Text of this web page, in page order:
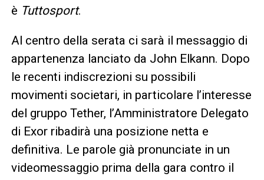
è Tuttosport.
Al centro della serata ci sarà il messaggio di
appartenenza lanciato da John Elkann. Dopo
le recenti indiscrezioni su possibili
movimenti societari, in particolare l’interesse
del gruppo Tether, l’Amministratore Delegato
di Exor ribadirà una posizione netta e
definitiva. Le parole già pronunciate in un
videomessaggio prima della gara contro il